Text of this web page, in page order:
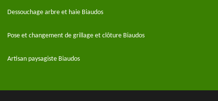
Dessouchage arbre et haie Biaudos
Pose et changement de grillage et clôture Biaudos
Artisan paysagiste Biaudos